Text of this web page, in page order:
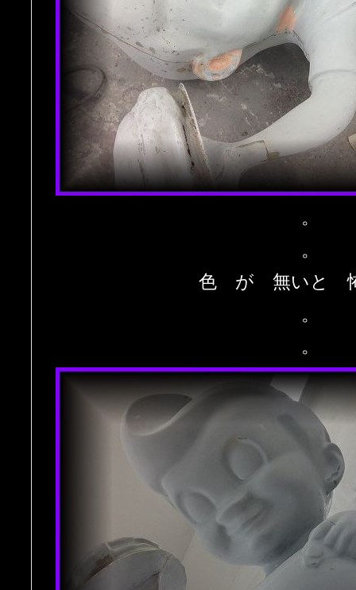
。
。
色 が 無いと
。
。